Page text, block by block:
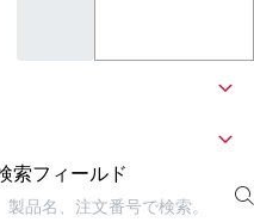
索フィールド